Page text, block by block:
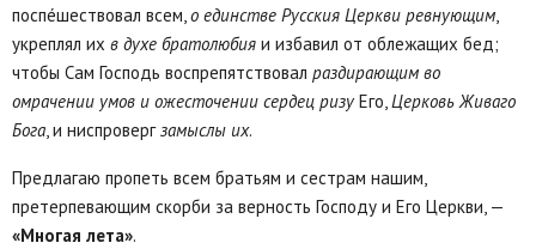
поспéшествовал всем,о единстве Русския Церкви ревнующим,
укреплял их в духе братолюбия и избавил от облежащих бед;
чтобы Сам Господь воспрепятствовал раздирающим во
омрачении умов и ожесточении сердец ризу Его,Церковь Живаго
Бога, и ниспровергзамыслы их.
Предлагаю пропеть всем братьям и сестрам нашим,
претерпевающим скорби за верность Господу и Его Церкви, —
«Многая лета».